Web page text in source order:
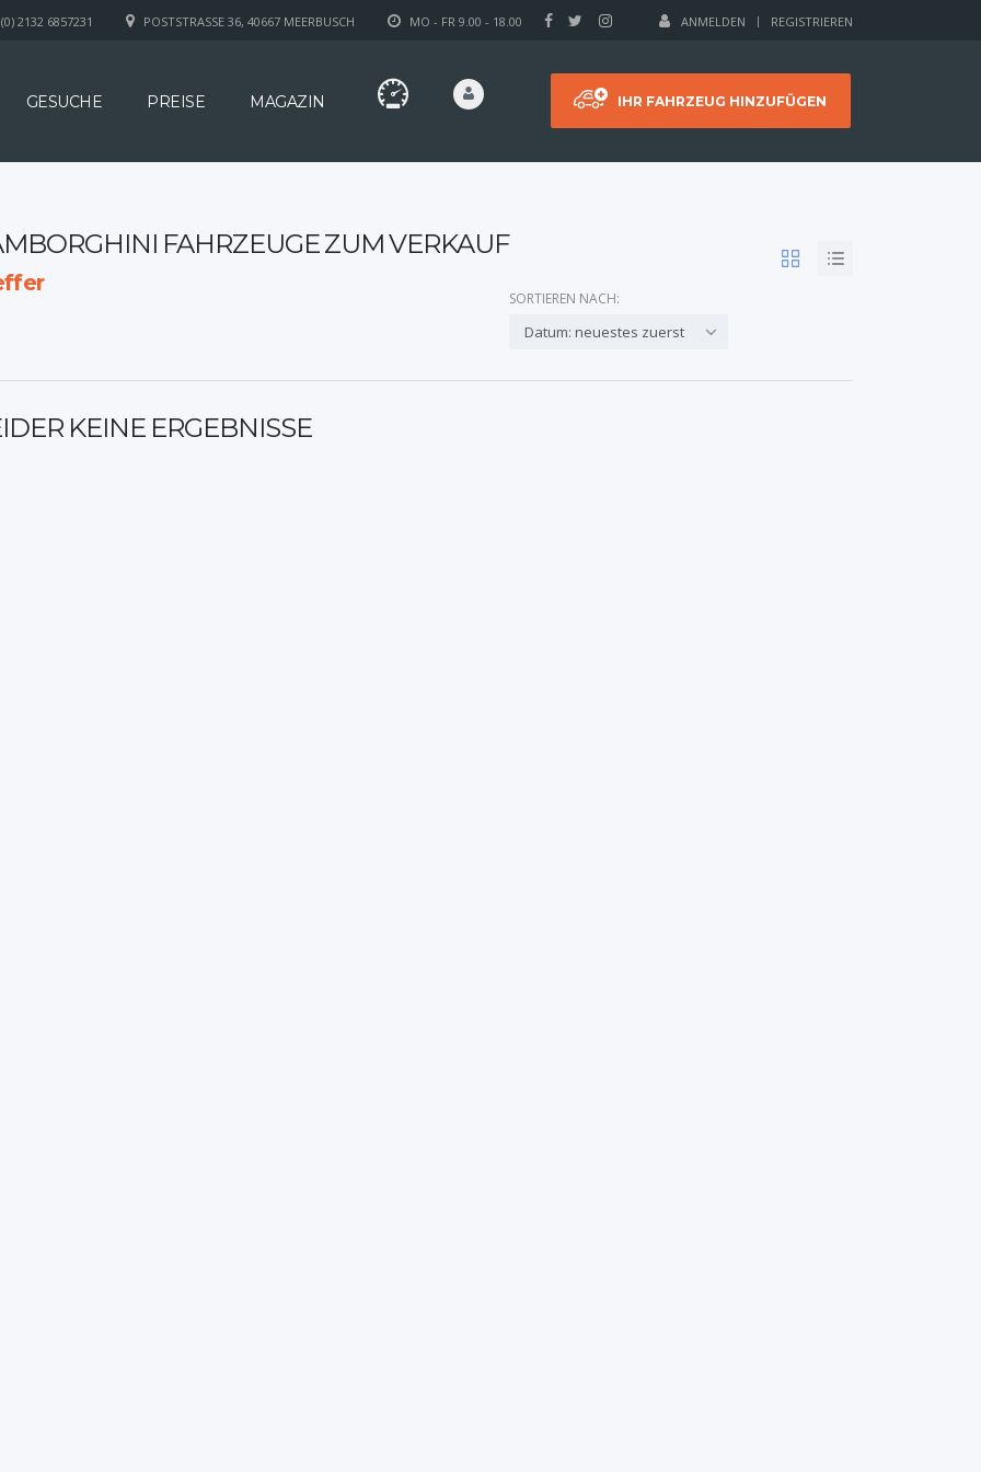
ANMELDEN REGISTRIEREN
MO - FR 9.00 - 18.00
POSTSTRASSE 36, 40667 MEERBUSCH
2132 6857231
IHR FAHRZEUG HINZUFÜGEN
GESUCHE PREISE MAGAZIN
FAHRZEUGE ZUM VERKAUF
SORTIEREN NACH:
Datum: neuestes zuerst
KEINE ERGEBNISSE